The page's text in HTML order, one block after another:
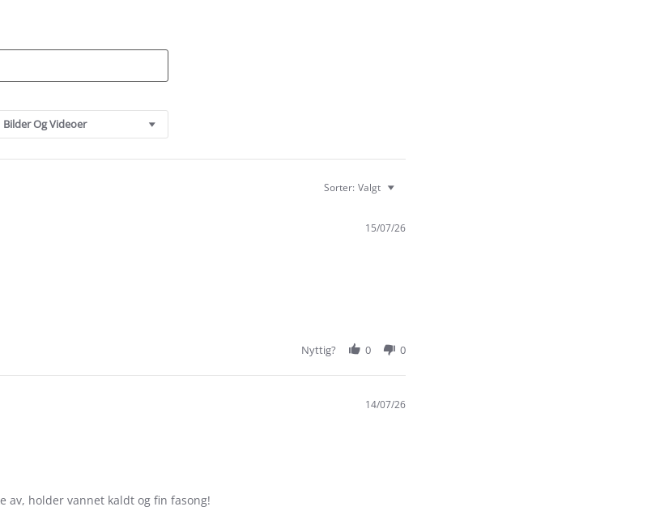
Bilder Og Videoer
Sorter: Valgt
15/07/26
Nyttig? 0 0
14/07/26
av, holder vannet kaldt og fin fasong!